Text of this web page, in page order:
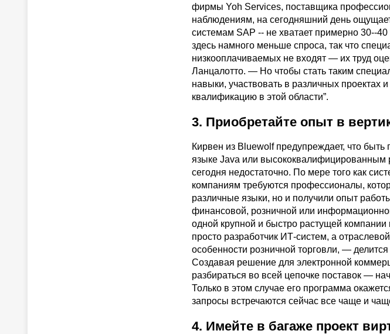
фирмы Yoh Services, поставщика
наблюдениям, на сегодняшний день
системам SAP -- не хватает примерно 30--
здесь намного меньше спроса, так что
низкооплачиваемых не входят — их труд
Ланцалотто. — Но чтобы стать таким
навыки, участвовать в различных проектах
квалификацию в этой области”.
3. Приобретайте опыт в
Кирвен из Bluewolf предупреждает, что
языке Java или высококвалифицированным
сегодня недостаточно. По мере того как
компаниям требуются профессионалы,
различные языки, но и получили опыт
финансовой, розничной или
одной крупной и быстро растущей компании
просто разработчик ИТ-систем, а
особенности розничной торговли, —
Создавая решение для электронной
разбираться во всей цепочке поставок —
Только в этом случае его программа
запросы встречаются сейчас все чаще и
4. Имейте в багаже проект